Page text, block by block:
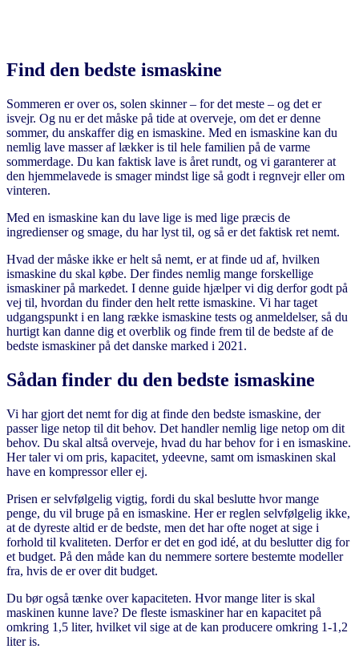
Find den bedste ismaskine
Sommeren er over os, solen skinner – for det meste – og det er
isvejr. Og nu er det måske på tide at overveje, om det er denne
sommer, du anskaffer dig en ismaskine. Med en ismaskine kan du
nemlig lave masser af lækker is til hele familien på de varme
sommerdage. Du kan faktisk lave is året rundt, og vi garanterer at
den hjemmelavede is smager mindst lige så godt i regnvejr eller om
vinteren.
Med en ismaskine kan du lave lige is med lige præcis de
ingredienser og smage, du har lyst til, og så er det faktisk ret nemt.
Hvad der måske ikke er helt så nemt, er at finde ud af, hvilken
ismaskine du skal købe. Der findes nemlig mange forskellige
ismaskiner på markedet. I denne guide hjælper vi dig derfor godt på
vej til, hvordan du finder den helt rette ismaskine. Vi har taget
udgangspunkt i en lang række ismaskine tests og anmeldelser, så du
hurtigt kan danne dig et overblik og finde frem til de bedste af de
bedste ismaskiner på det danske marked i 2021.
Sådan finder du den bedste ismaskine
Vi har gjort det nemt for dig at finde den bedste ismaskine, der
passer lige netop til dit behov. Det handler nemlig lige netop om dit
behov. Du skal altså overveje, hvad du har behov for i en ismaskine.
Her taler vi om pris, kapacitet, ydeevne, samt om ismaskinen skal
have en kompressor eller ej.
Prisen er selvfølgelig vigtig, fordi du skal beslutte hvor mange
penge, du vil bruge på en ismaskine. Her er reglen selvfølgelig ikke,
at de dyreste altid er de bedste, men det har ofte noget at sige i
forhold til kvaliteten. Derfor er det en god idé, at du beslutter dig for
et budget. På den måde kan du nemmere sortere bestemte modeller
fra, hvis de er over dit budget.
Du bør også tænke over kapaciteten. Hvor mange liter is skal
maskinen kunne lave? De fleste ismaskiner har en kapacitet på
omkring 1,5 liter, hvilket vil sige at de kan producere omkring 1-1,2
liter is.